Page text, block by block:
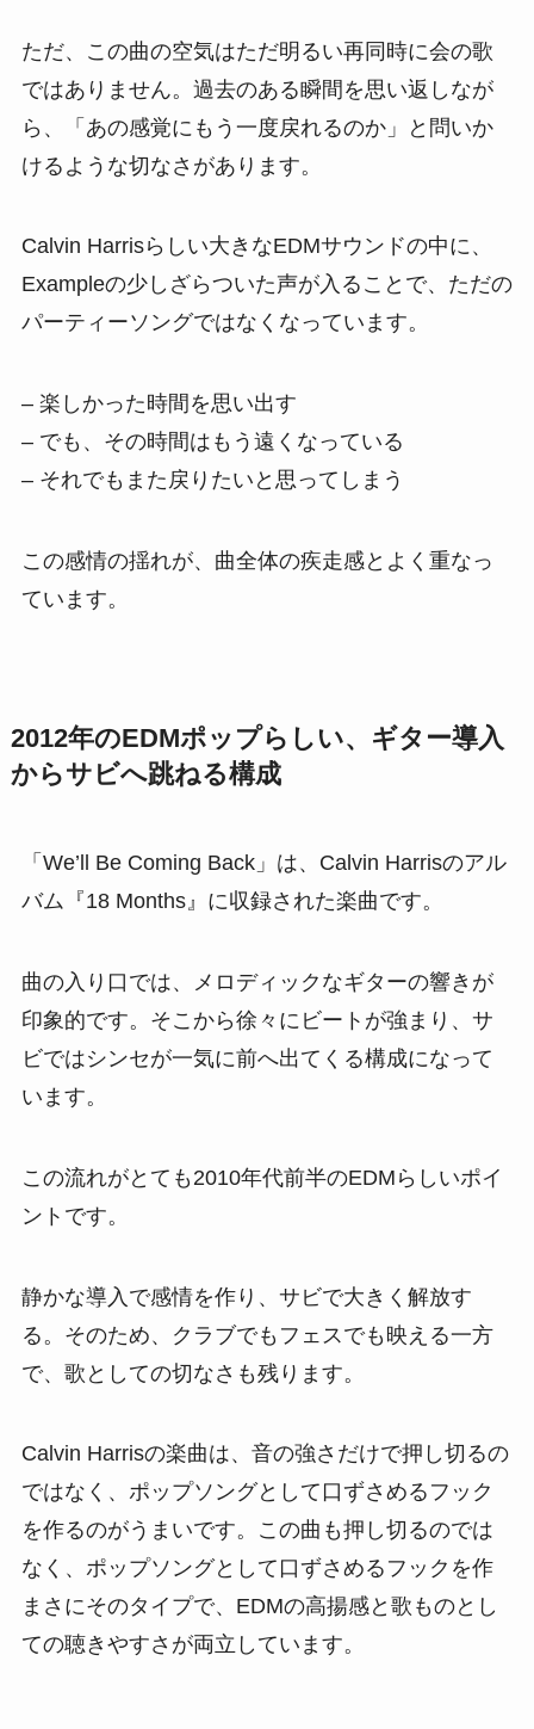
ただ、この曲の空気はただ明るい再同時に会の歌
ではありません。過去のある瞬間を思い返しなが
ら、「あの感覚にもう一度戻れるのか」と問いか
けるような切なさがあります。
Calvin Harrisらしい大きなEDMサウンドの中に、
Exampleの少しざらついた声が入ることで、ただの
パーティーソングではなくなっています。
– 楽しかった時間を思い出す
– でも、その時間はもう遠くなっている
– それでもまた戻りたいと思ってしまう
この感情の揺れが、曲全体の疾走感とよく重なっ
ています。
2012年のEDMポップらしい、ギター導入
からサビへ跳ねる構成
「We’ll Be Coming Back」は、Calvin Harrisのアル
バム『18 Months』に収録された楽曲です。
曲の入り口では、メロディックなギターの響きが
印象的です。そこから徐々にビートが強まり、サ
ビではシンセが一気に前へ出てくる構成になって
います。
この流れがとても2010年代前半のEDMらしいポイ
ントです。
静かな導入で感情を作り、サビで大きく解放す
る。そのため、クラブでもフェスでも映える一方
で、歌としての切なさも残ります。
Calvin Harrisの楽曲は、音の強さだけで押し切るの
ではなく、ポップソングとして口ずさめるフック
を作るのがうまいです。この曲も押し切るのでは
なく、ポップソングとして口ずさめるフックを作
まさにそのタイプで、EDMの高揚感と歌ものとし
ての聴きやすさが両立しています。